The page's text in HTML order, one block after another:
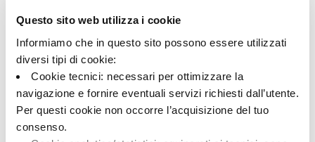
Questo sito web utilizza i cookie
Informiamo che in questo sito possono essere utilizzati
diversi tipi di cookie:
Cookie tecnici: necessari per ottimizzare la
navigazione e fornire eventuali servizi richiesti dall’utente.
Per questi cookie non occorre l’acquisizione del tuo
consenso.
Unité de measure:
Share: